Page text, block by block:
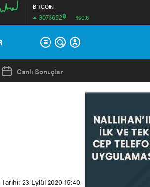
BİTCOİN
3073652฿ %0.6
Canlı Sonuçlar
23 Eylül 2020 15:40